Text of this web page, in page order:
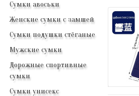
Сумки авоськи
Женские сумки с замшей
Сумки подушки стёганые
Мужские сумки
Дорожные спортивные
сумки
Сумки унисекс